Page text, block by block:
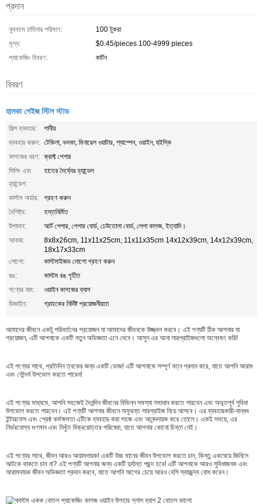
প্রদান
ন্যূনতম চাহিদার পরিমাণ:
100 টুকরা
মূল্য:
$0.45/pieces 100-4999 pieces
প্যাকেজিং বিবরণ:
কার্টন
বিবরণ
হালকা গেইজ স্টিল স্টাড
শিল্প ব্যবহার:
পানীয়
ব্যবহার করুন: টেকিলা, ভদকা, মিনারেল ওয়াটার, শ্যাম্পেন, ওয়াইন, হুইস্কি
কাগজের ধরণ: ক্রাফ্ট পেপার
সিলিং এবং
হ্যান্ডেল:
হাতের দৈর্ঘ্যের হ্যান্ডেল
কাস্টম অর্ডার:
গ্রহণ করুন
বৈশিষ্ট্য:
হস্তনির্মিত
উপাদান:
আর্ট পেপার, পেপার বোর্ড, ঢেউতোলা বোর্ড, লেপা কাগজ, ইত্যাদি।
আকার:
8x8x26cm, 11x11x25cm, 11x11x35cm 14x12x39cm, 14x12x39cm,
18x17x33cm
লোগো:
কাস্টমাইজড লোগো গ্রহণ করুন
রঙ:
কাস্টম রঙ গৃহীত
পণ্যের নাম:
ওয়াইন কাগজের ব্যাগ
ডিজাইন:
গ্রাহকের নির্দিষ্ট প্রয়োজনীয়তা
আমাদের জীবনে একটু পরিবর্তনের প্রয়োজন যা আমাদের জীবনকে উজ্জ্বল করবে। এই পণ্যটি ঠিক আপনার যা
প্রয়োজন, এটি আপনাকে একটি নতুন অভিজ্ঞতা এনে দেবে। আসুন এর আনা সারপ্রাইজগুলো অন্বেষণ করি!
এই পণ্যের সাথে, প্রতিদিন ত্বকের জন্য একটি ভোজ! এটি আপনাকে সম্পূর্ণ যত্ন প্রদান করে, যাতে আপনি আরাম
এবং সৌন্দর্য উপভোগ করতে পারেন!
এই পণ্যের মাধ্যমে, আপনি সহজেই দৈনন্দিন জীবনের বিভিন্ন সমস্যা সমাধান করতে পারবেন এবং অভূতপূর্ব সুবিধা
উপভোগ করতে পারবেন। এই পণ্যটি আপনার জীবনে অফুরন্ত সারপ্রাইজ নিয়ে আসবে। এর ব্যবহারকারী-বান্ধব
ইন্টারফেস এবং শ্রেষ্ঠ কর্মক্ষমতা এটিকে ব্যবহার করা সহজ এবং আনন্দদায়ক করে তোলে। একই সময়ে, এর
নির্ভরযোগ্য গুণমান এবং নিখুঁত বিক্রয়োত্তর পরিষেবা, যাতে আপনার কোনো চিন্তা নেই।
এই পণ্যের সাথে, জীবন আরও আরামদায়ক! একটি উচ্চ মানের জীবন উপভোগ করতে চান, কিন্তু একঘেয়ে জিনিসে
আটকে থাকতে চান না? এই পণ্যটি আপনার জন্য একটি দুর্দান্ত পছন্দ হবে! এটি আপনাকে আরও সুবিধাজনক এবং
আরামদায়ক জীবন অভিজ্ঞতা প্রদান করবে, যাতে আপনি আগের চেয়ে আরও বেশি স্বাচ্ছন্দ্য বোধ করেন।